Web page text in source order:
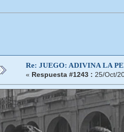
Re: JUEGO: ADIVINA LA
« Respuesta #1243 : 25/Oct/